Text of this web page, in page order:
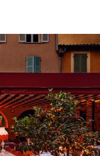
projecten: dit zijn